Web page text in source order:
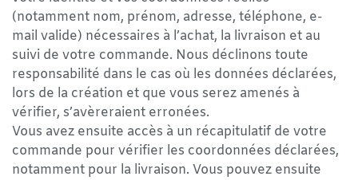
(notamment nom, prénom, adresse, téléphone, e-
mail valide) nécessaires à l’achat, la livraison et au
suivi de votre commande. Nous déclinons toute
responsabilité dans le cas où les données déclarées,
lors de la création et que vous serez amenés à
vérifier, s’avèreraient erronées.
Vous avez ensuite accès à un récapitulatif de votre
commande pour vérifier les coordonnées déclarées,
notamment pour la livraison. Vous pouvez ensuite